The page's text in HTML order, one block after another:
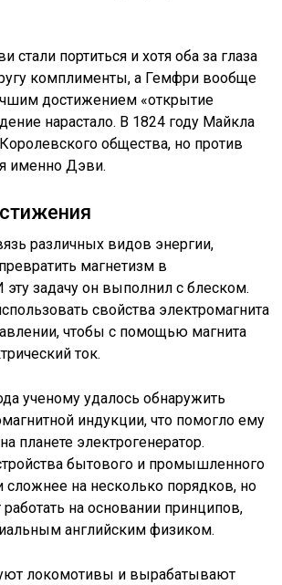
стали портиться и хотя оба за глаза
комплименты, а Гемфри вообще
достижением «открытие
нарастало. В 1824 году Майкла
общества, но против
именно Дэви.
различных видов энергии,
магнетизм в
эту задачу он выполнил с блеском.
свойства электромагнита
чтобы с помощью магнита
ток.
ученому удалось обнаружить
индукции, что помогло ему
планете электрогенератор.
бытового и промышленного
сложнее на несколько порядков, но
на основании принципов,
английским физиком.
локомотивы и вырабатывают